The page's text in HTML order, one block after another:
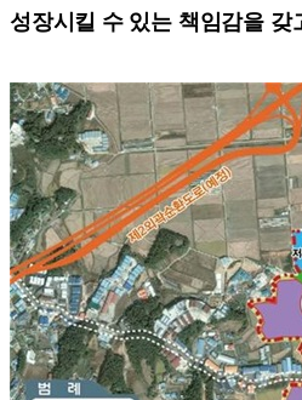
성장시킬 수 있는 책임감을 갖